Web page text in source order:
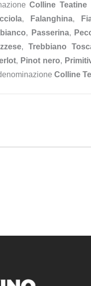
Colline Teatine
, Falanghina,
, Passerina,
, Trebbiano
, Pinot nero,
Colline